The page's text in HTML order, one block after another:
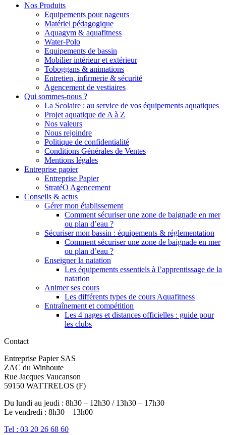
Nos Produits
Equipements pour nageurs
Matériel pédagogique
Aquagym & aquafitness
Water-Polo
Equipements de bassin
Mobilier intérieur et extérieur
Toboggans & animations
Entretien, infirmerie & sécurité
Agencement de vestiaires
Qui sommes-nous ?
La Scolaire : au service de vos équipements aquatiques
Projet aquatique de A à Z
Nos valeurs
Nous rejoindre
Politique de confidentialité
Conditions Générales de Ventes
Mentions légales
Entreprise papier
Entreprise Papier
StratéO Agencement
Conseils & actus
Gérer mon établissement
Comment sécuriser une zone de baignade en mer
ou plan d’eau ?
Sécuriser mon bassin : équipements & réglementation
Comment sécuriser une zone de baignade en mer
ou plan d’eau ?
Enseigner la natation
Les équipements essentiels à l’apprentissage de la
natation
Animer ses cours
Les différents types de cours Aquafitness
Entraînement et compétition
Les 4 nages et distances officielles : guide pour
les clubs
Contact
Entreprise Papier SAS
ZAC du Winhoute
Rue Jacques Vaucanson
59150 WATTRELOS (F)
Du lundi au jeudi : 8h30 – 12h30 / 13h30 – 17h30
Le vendredi : 8h30 – 13h00
Tel : 03 20 26 68 60